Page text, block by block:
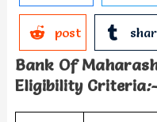
post
Bank Of
Eligibility Criteria:-